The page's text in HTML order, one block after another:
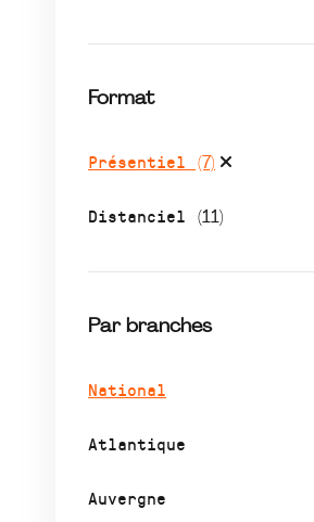
Format
Présentiel (7)
Distanciel (11)
Par branches
National
Atlantique
Auvergne